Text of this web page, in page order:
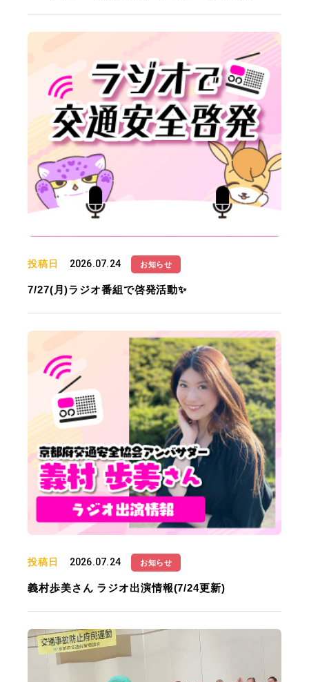
投稿日 2026.07.24 お知らせ
7/27(月)ラジオ番組で啓発活動✨
投稿日 2026.07.24 お知らせ
義村歩美さん ラジオ出演情報(7/24更新)